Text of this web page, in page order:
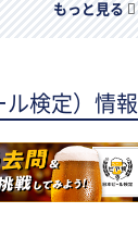
もっと見る
ル検定）情報